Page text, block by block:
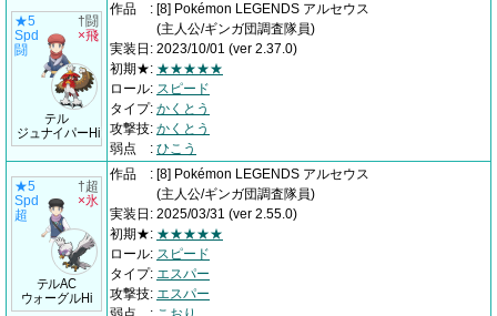
★5
Spd
闘
テル
ジュナイパーHi
†闘
×飛
作品 : [8] Pokémon LEGENDS アルセウス
(主人公/ギンガ団調査隊員)
実装日 : 2023/10/01 (ver 2.37.0)
初期★: ★★★★★
ロール: スピード
タイプ: かくとう
攻撃技: かくとう
弱点
: ひこう
★5
Spd
超
テルAC
ウォーグルHi
†超
×氷
作品 : [8] Pokémon LEGENDS アルセウス
(主人公/ギンガ団調査隊員)
実装日 : 2025/03/31 (ver 2.55.0)
初期★: ★★★★★
ロール: スピード
タイプ: エスパー
攻撃技: エスパー